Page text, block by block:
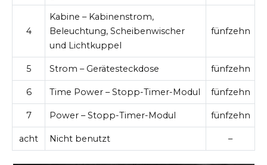
4
Kabine – Kabinenstrom,
Beleuchtung, Scheibenwischer
und Lichtkuppel
fünfzehn
5 Strom – Gerätesteckdose fünfzehn
6 Time Power – Stopp-Timer-Modul fünfzehn
7 Power – Stopp-Timer-Modul fünfzehn
acht Nicht benutzt –